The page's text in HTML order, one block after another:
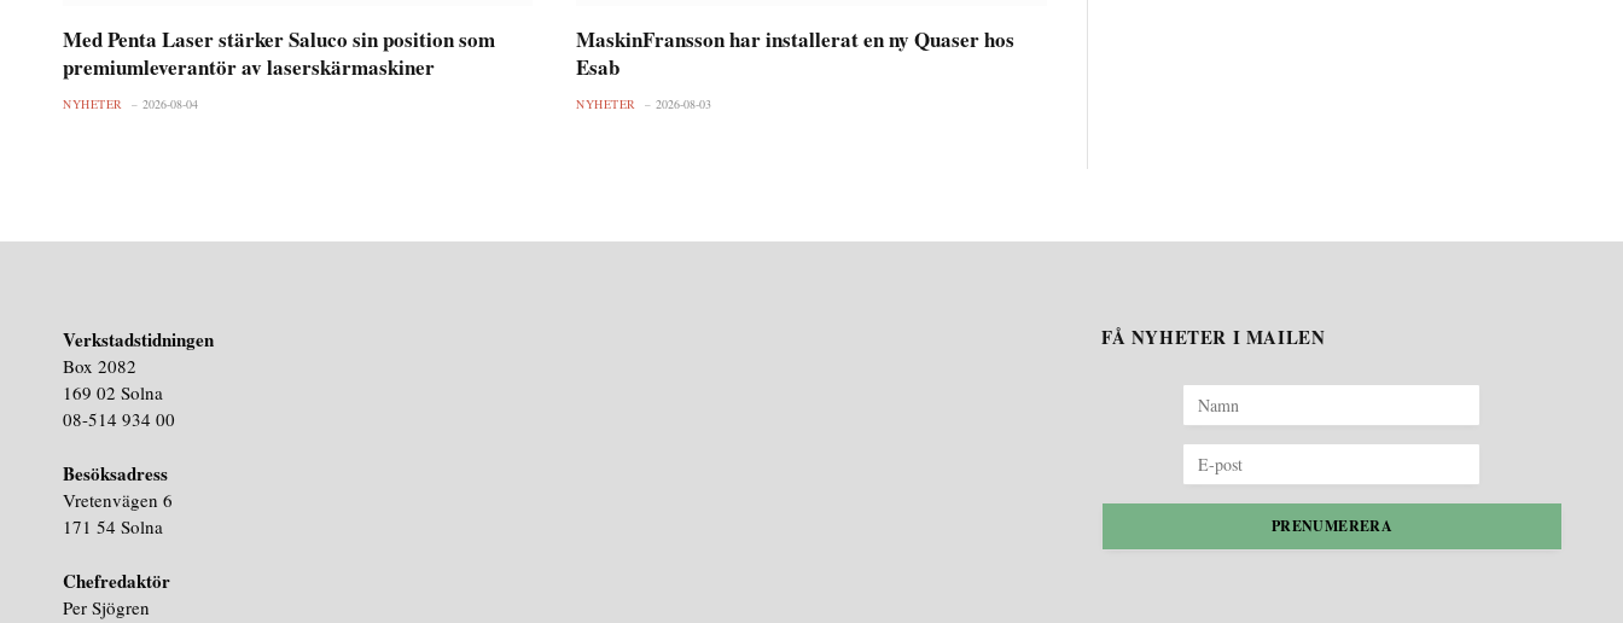
Med Penta Laser stärker Saluco sin position som
premiumleverantör av laserskärmaskiner
NYHETER 2026-08-04
MaskinFransson har installerat en ny Quaser hos
Esab
NYHETER 2026-08-03
Verkstadstidningen
Box 2082
169 02 Solna
08-514 934 00
Besöksadress
Vretenvägen 6
171 54 Solna
Chefredaktör
Per Sjögren
FÅ NYHETER I MAILEN
PRENUMERERA